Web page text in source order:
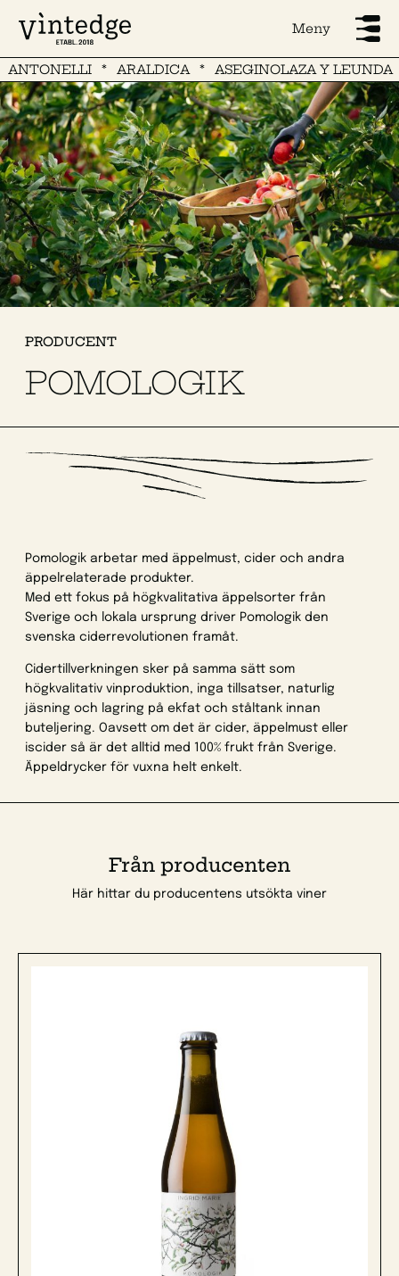
Meny
ARALDICA ASEGINOLAZA Y LEUNDA
PRODUCENT
POMOLOGIK
Pomologik arbetar med äppelmust, cider och andra
äppelrelaterade produkter.
Med ett fokus på högkvalitativa äppelsorter från
Sverige och lokala ursprung driver Pomologik den
svenska ciderrevolutionen framåt.
Cidertillverkningen sker på samma sätt som
högkvalitativ vinproduktion, inga tillsatser, naturlig
jäsning och lagring på ekfat och ståltank innan
buteljering. Oavsett om det är cider, äppelmust eller
iscider så är det alltid med 100% frukt från Sverige.
Äppeldrycker för vuxna helt enkelt.
Från producenten
Här hittar du producentens utsökta viner